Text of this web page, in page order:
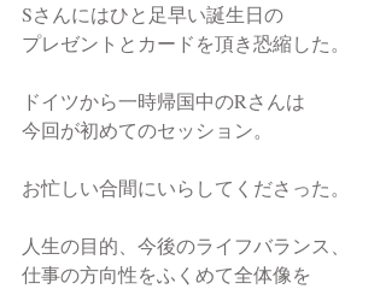
Sさんにはひと足早い誕生日の
プレゼントとカードを頂き恐縮した。
ドイツから一時帰国中のRさんは
今回が初めてのセッション。
お忙しい合間にいらしてくださった。
人生の目的、今後のライフバランス、
仕事の方向性をふくめて全体像を